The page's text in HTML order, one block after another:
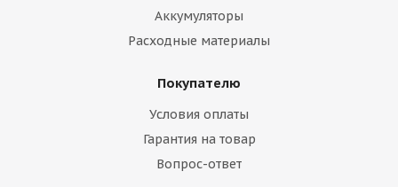
Аккумуляторы
Расходные материалы
Покупателю
Условия оплаты
Гарантия на товар
Вопрос-ответ